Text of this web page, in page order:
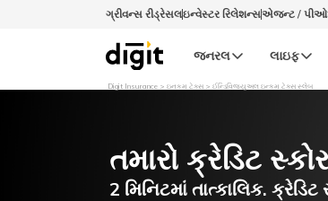
ગ્રીવન્સ રીડ્રેસલઇન્વેસ્ટર રિલેશન્સએજન્ટ /
જનરલ લાઇફ
Digit Insurance ઇનકમ ટેક્સ ઈન્ડિવિજ્યુઅલ ઇન્કમ ટેક્સ સ્લેબ
તમારો ક્રેડિટ
2 મિનિટમાં તાત્કાલિક.